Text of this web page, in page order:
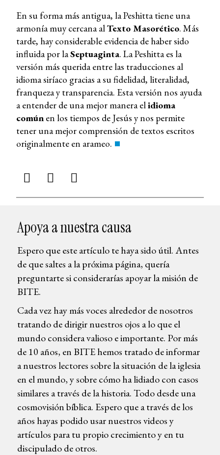
En su forma más antigua, la Peshitta tiene una
armonía muy cercana alTexto Masorético. Más
tarde, hay considerable evidencia de haber sido
influida por laSeptuaginta. La Peshitta es la
versión más querida entre las traducciones al
idioma siríaco gracias a su fidelidad, literalidad,
franqueza y transparencia. Esta versión nos ayuda
a entender de una mejor manera elidioma
comúnen los tiempos de Jesús y nos permite
tener una mejor comprensión de textos escritos
originalmente en arameo.
Apoya a nuestra causa
Espero que este artículo te haya sido útil. Antes
de que saltes a la próxima página, quería
preguntarte si considerarías apoyar la misión de
BITE.
Cada vez hay más voces alrededor de nosotros
tratando de dirigir nuestros ojos a lo que el
mundo considera valioso e importante. Por más
de 10 años, en BITE hemos tratado de informar
a nuestros lectores sobre la situación de la iglesia
en el mundo, y sobre cómo ha lidiado con casos
similares a través de la historia. Todo desde una
cosmovisión bíblica. Espero que a través de los
años hayas podido usar nuestros videos y
artículos para tu propio crecimiento y en tu
discipulado de otros.